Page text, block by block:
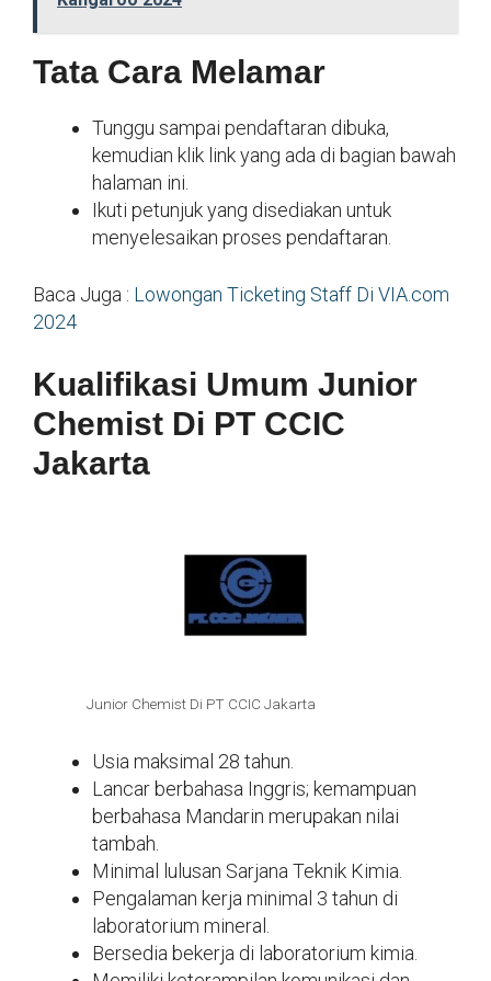
Tata Cara Melamar
Tunggu sampai pendaftaran dibuka,
kemudian klik link yang ada di bagian bawah
halaman ini.
Ikuti petunjuk yang disediakan untuk
menyelesaikan proses pendaftaran.
Baca Juga : Lowongan Ticketing Staff Di VIA.com
2024
Kualifikasi Umum Junior
Chemist Di PT CCIC
Jakarta
Junior Chemist Di PT CCIC Jakarta
Usia maksimal 28 tahun.
Lancar berbahasa Inggris; kemampuan
berbahasa Mandarin merupakan nilai
tambah.
Minimal lulusan Sarjana Teknik Kimia.
Pengalaman kerja minimal 3 tahun di
laboratorium mineral.
Bersedia bekerja di laboratorium kimia.